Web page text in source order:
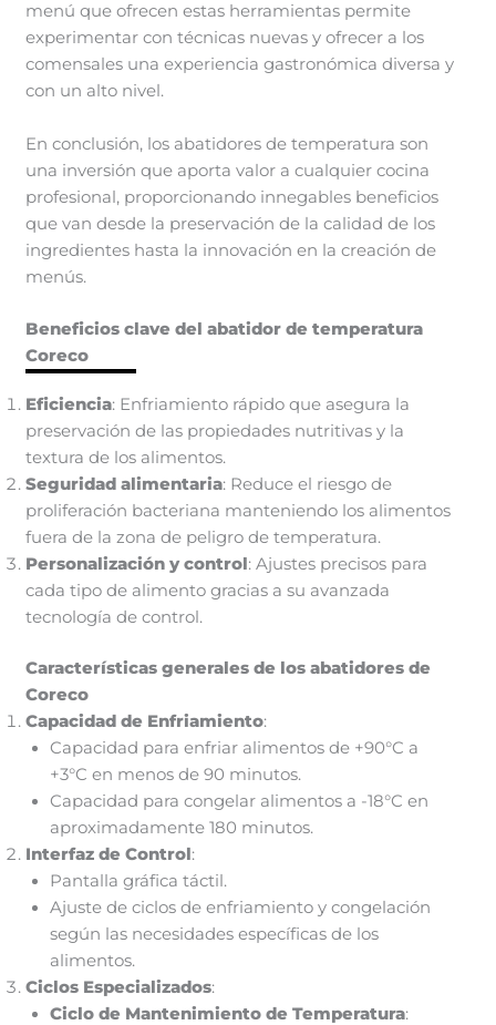
menú que ofrecen estas herramientas permite
experimentar con técnicas nuevas y ofrecer a los
comensales una experiencia gastronómica diversa y
con un alto nivel.
En conclusión, los abatidores de temperatura son
una inversión que aporta valor a cualquier cocina
profesional, proporcionando innegables beneficios
que van desde la preservación de la calidad de los
ingredientes hasta la innovación en la creación de
menús.
Beneficios clave del abatidor de temperatura
Coreco
Eficiencia: Enfriamiento rápido que asegura la
preservación de las propiedades nutritivas y la
textura de los alimentos.
Seguridad alimentaria: Reduce el riesgo de
proliferación bacteriana manteniendo los alimentos
fuera de la zona de peligro de temperatura.
Personalización y control: Ajustes precisos para
cada tipo de alimento gracias a su avanzada
tecnología de control.
Características generales de los abatidores de
Coreco
Capacidad de Enfriamiento:
Capacidad para enfriar alimentos de +90°C a
+3°C en menos de 90 minutos.
Capacidad para congelar alimentos a -18°C en
aproximadamente 180 minutos.
Interfaz de Control:
Pantalla gráfica táctil.
Ajuste de ciclos de enfriamiento y congelación
según las necesidades específicas de los
alimentos.
Ciclos Especializados:
Ciclo de Mantenimiento de Temperatura: